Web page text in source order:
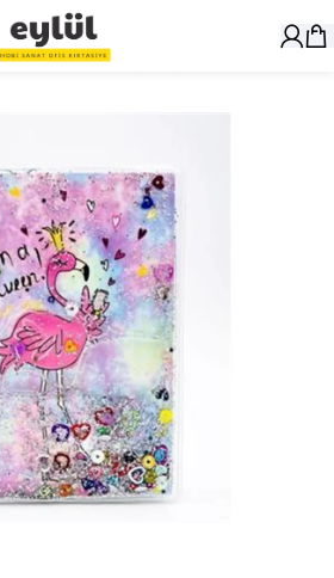
/Defter ve Kitap Kapları
için tıklayın